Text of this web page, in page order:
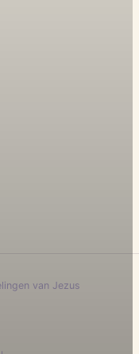
van Jezus